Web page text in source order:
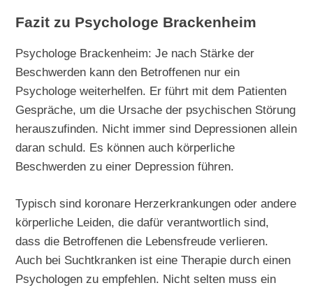
Fazit zu Psychologe Brackenheim
Psychologe Brackenheim: Je nach Stärke der
Beschwerden kann den Betroffenen nur ein
Psychologe weiterhelfen. Er führt mit dem Patienten
Gespräche, um die Ursache der psychischen Störung
herauszufinden. Nicht immer sind Depressionen allein
daran schuld. Es können auch körperliche
Beschwerden zu einer Depression führen.
Typisch sind koronare Herzerkrankungen oder andere
körperliche Leiden, die dafür verantwortlich sind,
dass die Betroffenen die Lebensfreude verlieren.
Auch bei Suchtkranken ist eine Therapie durch einen
Psychologen zu empfehlen. Nicht selten muss ein